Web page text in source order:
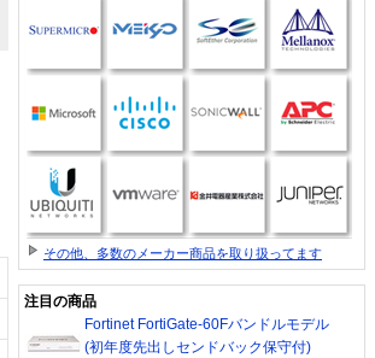
その他、多数のメーカー商品を取り扱ってます
注目の商品
Fortinet FortiGate-60Fバンドルモデル
(初年度先出しセンドバック保守付)